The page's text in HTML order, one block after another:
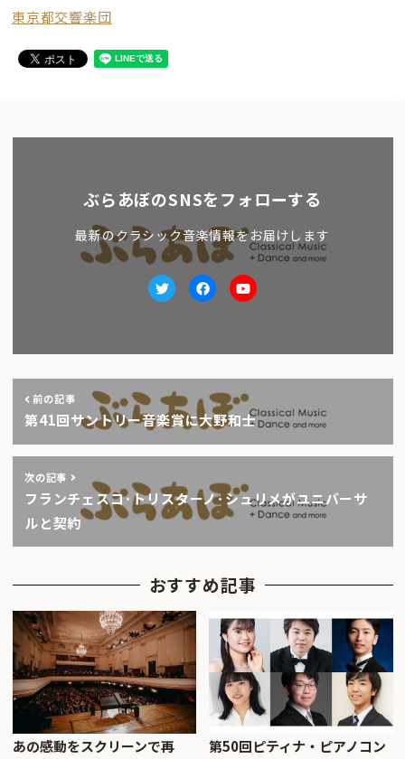
東京都交響楽団
ぶらあぼのSNSをフォローする
最新のクラシック音楽情報をお届けします
TwitterfacebookYoutube
前の記事
第41回サントリー音楽賞に大野和士
次の記事
フランチェスコ･トリスターノ･シュリメがユニバーサ
ルと契約
おすすめ記事
あの感動をスクリーンで再
第50回ピティナ・ピアノコン